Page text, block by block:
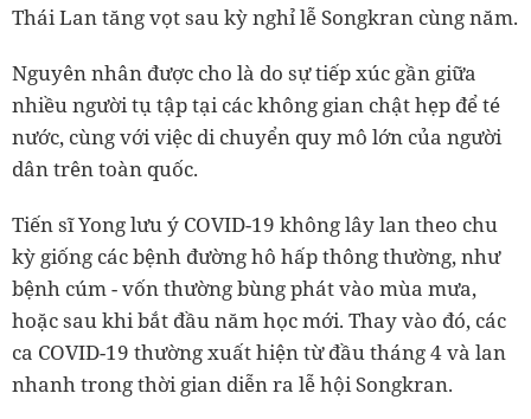
Thái Lan tăng vọt sau kỳ nghỉ lễ Songkran cùng năm.
Nguyên nhân được cho là do sự tiếp xúc gần giữa
nhiều người tụ tập tại các không gian chật hẹp để té
nước, cùng với việc di chuyển quy mô lớn của người
dân trên toàn quốc.
Tiến sĩ Yong lưu ý COVID-19 không lây lan theo chu
kỳ giống các bệnh đường hô hấp thông thường, như
bệnh cúm - vốn thường bùng phát vào mùa mưa,
hoặc sau khi bắt đầu năm học mới. Thay vào đó, các
ca COVID-19 thường xuất hiện từ đầu tháng 4 và lan
nhanh trong thời gian diễn ra lễ hội Songkran.